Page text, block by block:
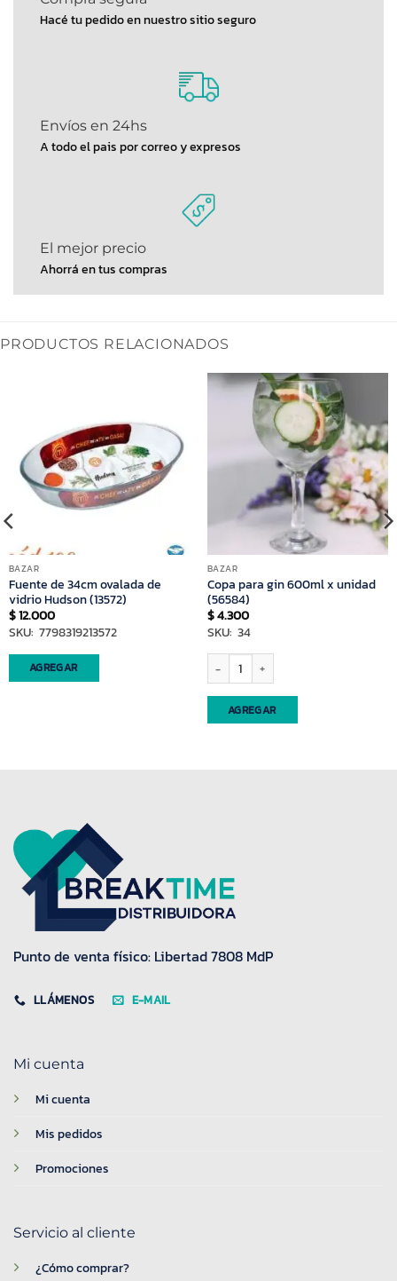
Hacé tu pedido en nuestro sitio seguro
Envíos en 24hs
A todo el pais por correo y expresos
El mejor precio
Ahorrá en tus compras
PRODUCTOS RELACIONADOS
BAZAR
Fuente de 34cm ovalada de
vidrio Hudson (13572)
$12.000
SKU: 7798319213572
AGREGAR
BAZAR
Copa para gin 600ml x unidad
(56584)
$4.300
SKU: 34
Copa para gin 600ml x unidad
AGREGAR
cantidad
Punto de venta físico: Libertad 7808 MdP
LLÁMENOS E-MAIL
Mi cuenta
Mi cuenta
Mis pedidos
Promociones
Servicio al cliente
¿Cómo comprar?